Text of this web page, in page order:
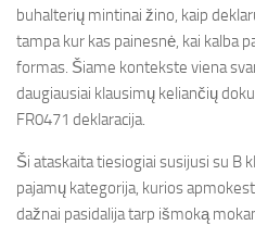
buhalterių mintinai žino, kaip
tampa kur kas painesnė, kai kalba
formas. Šiame kontekste viena
daugiausiai klausimų keliančių
FR0471 deklaracija.
Ši ataskaita tiesiogiai susijusi su B
pajamų kategorija, kurios
dažnai pasidalija tarp išmoką